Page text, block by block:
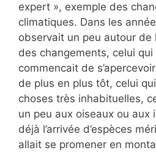
expert », exemple des
climatiques. Dans les
observait un peu autour de
des changements, celui
commencait de
de plus en plus tôt, celui
choses très inhabituelles,
un peu aux oiseaux ou aux
déjà l’arrivée d’espèces
allait se promener en